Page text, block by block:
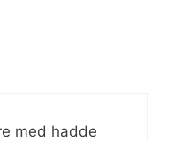
med hadde